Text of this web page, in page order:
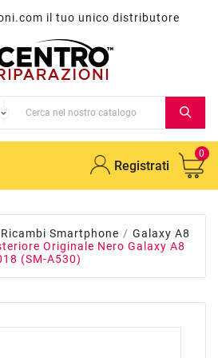
il tuo unico distributore
Registrati
0
Ricambi Smartphone
Galaxy A8
Originale Nero Galaxy A8
(SM-A530)